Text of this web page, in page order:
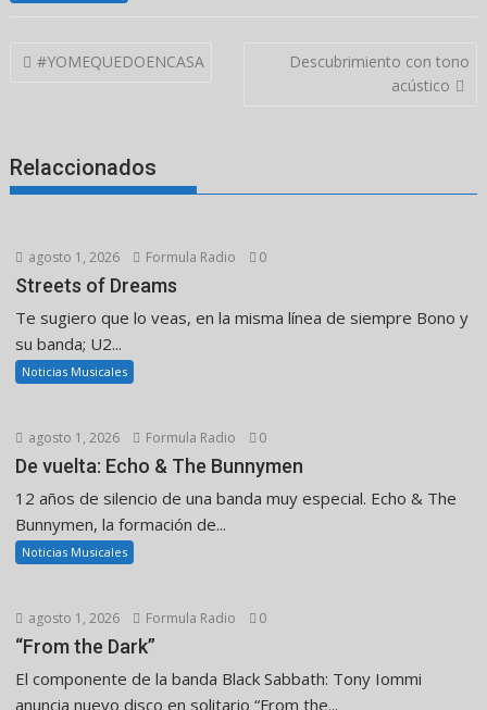
Navegación
#YOMEQUEDOENCASA
Descubrimiento con tono
acústico
Relaccionados
agosto 1, 2026 Formula Radio 0
Streets of Dreams
Te sugiero que lo veas, en la misma línea de siempre Bono y
su banda; U2...
Noticias Musicales
agosto 1, 2026 Formula Radio 0
De vuelta: Echo & The Bunnymen
12 años de silencio de una banda muy especial. Echo & The
Bunnymen, la formación de...
Noticias Musicales
agosto 1, 2026 Formula Radio 0
“From the Dark”
El componente de la banda Black Sabbath: Tony Iommi
anuncia nuevo disco en solitario “From the...